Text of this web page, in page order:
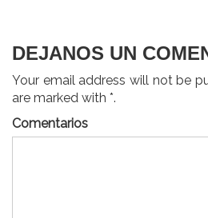
DEJANOS UN
Your email address will not be
are marked with *.
Comentarios